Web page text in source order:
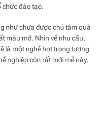
chức đào tạo.
như chưa được chú tâm quá
màu mỡ. Nhìn về nhu cầu,
là một nghề hot trong tương
nghiệp còn rất mới mẻ này,